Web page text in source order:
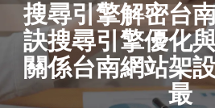
搜尋引擎解密台
訣搜尋引擎優化
關係台南網站架
最